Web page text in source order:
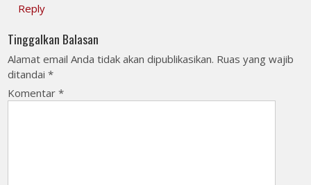
Reply
Tinggalkan Balasan
Alamat email Anda tidak akan dipublikasikan. Ruas yang wajib
ditandai*
Komentar*